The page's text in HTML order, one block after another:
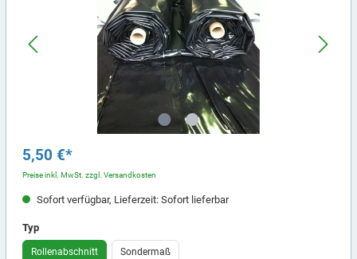
5,50 €*
Preise inkl. MwSt. zzgl. Versandkosten
Sofort verfügbar, Lieferzeit: Sofort lieferbar
Typ
Rollenabschnitt Sondermaß